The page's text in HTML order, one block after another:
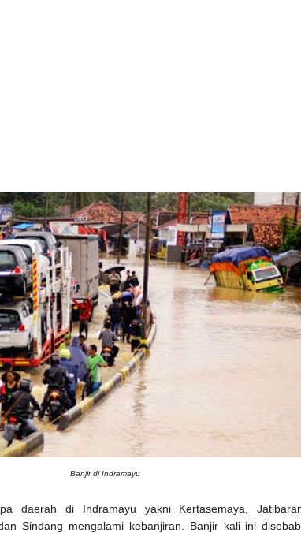
Banjir di Indramayu
daerah di Indramayu yakni Kertasemaya,
Sindang mengalami kebanjiran. Banjir kali ini